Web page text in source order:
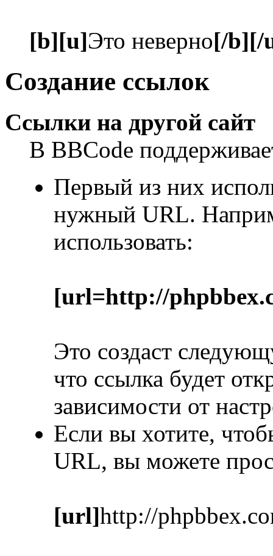
[b][u]Это неверно[/b][/
Создание ссылок
Ссылки на другой сайт
В BBCode
Первый из них
нужный URL.
использовать:
[url=http://
Это создаст
что ссылка будет
зависимости от
Если вы хотите,
URL, вы можете
[url]http://